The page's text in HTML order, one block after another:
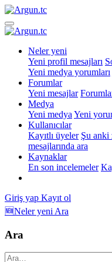
Neler yeni
Yeni profil mesajları
Yeni medya yorumları
Forumlar
Yeni mesajlar
Medya
Yeni medya Yeni
Kullanıcılar
Kayıtlı üyeler Şu anki
mesajlarında ara
Kaynaklar
En son incelemeler
Giriş yap Kayıt ol
🆕Neler yeni Ara
Ara